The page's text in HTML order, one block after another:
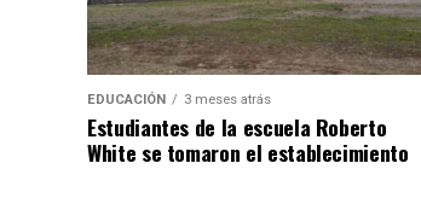
EDUCACIÓN 3 meses atrás
Estudiantes de la escuela Roberto
White se tomaron el establecimiento